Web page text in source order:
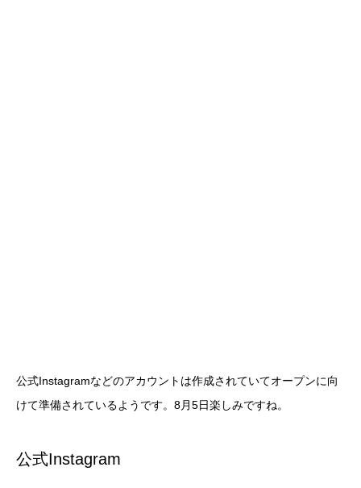
公式Instagramなどのアカウントは作成されていてオープンに向
けて準備されているようです。8月5日楽しみですね。
公式Instagram